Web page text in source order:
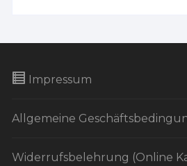
Impressum
Allgemeine
Widerrufsbelehrung (Online